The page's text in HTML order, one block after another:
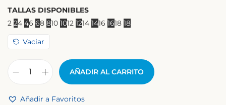
TALLAS DISPONIBLES
2 24 46 68 810 1012 1214 1416 1618 18
Vaciar
AÑADIR AL CARRITO
Añadir a Favoritos